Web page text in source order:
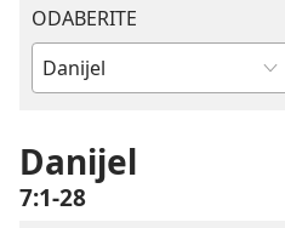
ODABERITE
Biblijska
Danijel
7:1-28